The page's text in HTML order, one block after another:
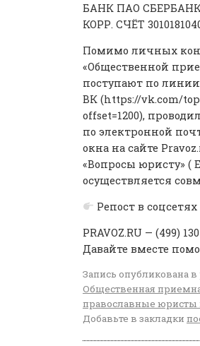
БАНК ПАО
КОРР. СЧЁТ
Помимо личных
«Общественной
поступают по
ВК (https://vk.com/
offset=1200),
по электронной
окна на сайте
«Вопросы юристу» (
осуществляется
Репост в
PRAVOZ.RU — (499)
Давайте вместе
Запись опубликована
Общественная
православные юристы
Добавьте в закладки